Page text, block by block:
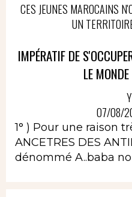
CES JEUNES MAROCAINS
UN
IMPÉRATIF DE
LE
07/08/
1° ) Pour une raison
ANCETRES DES
dénommé A..baba no